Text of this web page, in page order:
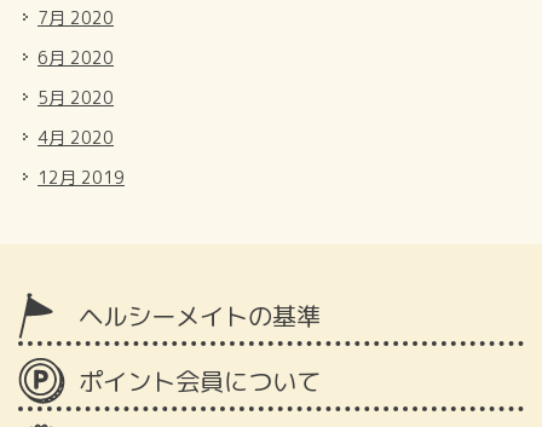
7月 2020
6月 2020
5月 2020
4月 2020
12月 2019
ヘルシーメイトの基準
ポイント会員について